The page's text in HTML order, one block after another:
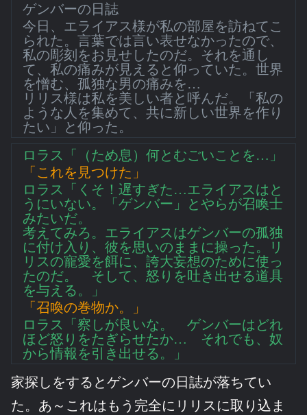
ゲンバーの日誌
今日、エライアス様が私の部屋を訪ねてこ
られた。言葉では言い表せなかったので、
私の彫刻をお見せしたのだ。それを通し
て、私の痛みが見えると仰っていた。世界
を憎む、孤独な男の痛みを…
リリス様は私を美しい者と呼んだ。「私の
ような人を集めて、共に新しい世界を作り
たい」と仰った。
ロラス「（ため息）何とむごいことを…」
「これを見つけた」
ロラス「くそ！遅すぎた…エライアスはと
うにいない。「ゲンバー」とやらが召喚士
みたいだ。
考えてみろ。エライアスはゲンバーの孤独
に付け入り、彼を思いのままに操った。リ
リスの寵愛を餌に、誇大妄想のために使っ
たのだ。 そして、怒りを吐き出せる道具
を与える。」
「召喚の巻物か。」
ロラス「察しが良いな。 ゲンバーはどれ
ほど怒りをたぎらせたか… それでも、奴
から情報を引き出せる。」
家探しをするとゲンバーの日誌が落ちてい
た。あ～これはもう完全にリリスに取り込ま